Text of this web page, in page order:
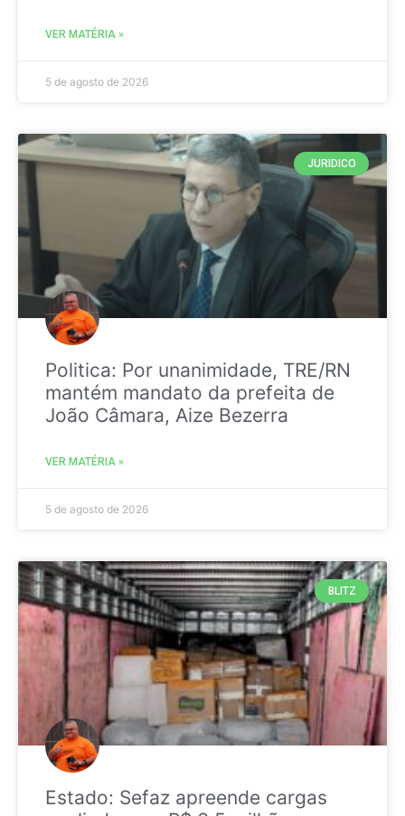
VER MATÉRIA »
5 de agosto de 2026
JURIDICO
Politica: Por unanimidade, TRE/RN
mantém mandato da prefeita de
João Câmara, Aize Bezerra
VER MATÉRIA »
5 de agosto de 2026
BLITZ
Estado: Sefaz apreende cargas